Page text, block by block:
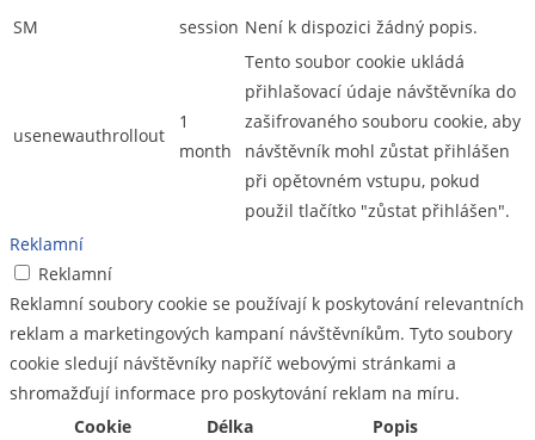
SM
session Není k dispozici žádný popis.
usenewauthrollout
1
month
Tento soubor cookie ukládá
přihlašovací údaje návštěvníka do
zašifrovaného souboru cookie, aby
návštěvník mohl zůstat přihlášen
při opětovném vstupu, pokud
použil tlačítko "zůstat přihlášen".
Reklamní
Reklamní
Reklamní soubory cookie se používají k poskytování relevantních
reklam a marketingových kampaní návštěvníkům. Tyto soubory
cookie sledují návštěvníky napříč webovými stránkami a
shromažďují informace pro poskytování reklam na míru.
Cookie
Délka Popis